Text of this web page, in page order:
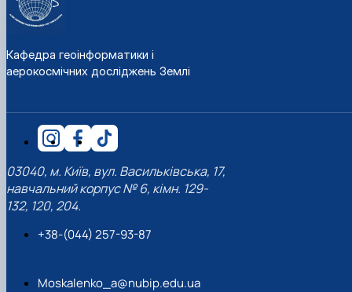
Кафедра геоінформатики і
аерокосмічних досліджень Землі
03040, м. Київ, вул. Васильківська, 17,
навчальний корпус № 6, кімн. 129-
132, 120, 204.
+38-(044) 257-93-87
Moskalenko_a@nubip.edu.ua